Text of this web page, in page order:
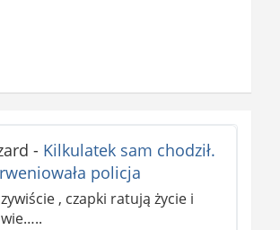
- Kilkulatek sam chodził.
policja
, czapki ratują życie i